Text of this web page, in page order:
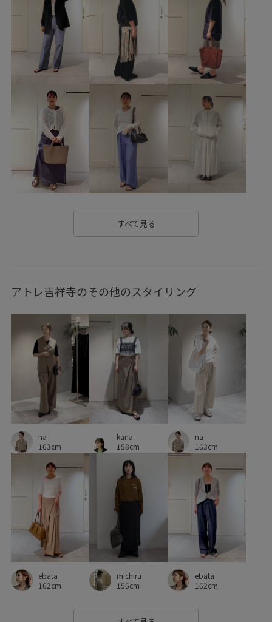
26SS_salon_weblimited salon_26SSlightouter Tシャツ
Vネック きれいめ さらりとした
なめらか アクセサリー アンサンブル
ウォッシュ加工 オフィス オフィスカジュアル
オーバーサイズ オープンカラー
カーディガン キャミワンピース クルーネック
コットン サイズ調整 サロペット
シアー シャツ シルク シワになりにくい
スッキリ ストラップ
ダウン チェック柄 ドライ ドライタッチ
ナチュラル ニット ニット素材 ハリ感
バランスが良い フェミニン プルオーバー ミニマル
リブニット ワンピース ヴィンテージ
二の腕が隠れる 伸縮性 体型カバー
光沢感 大人カジュアル 安定感 定番 幅広
快適 快適なはき心地 快適な着心地 抜け感
締め付けない 肌離れが良い
透け感 通勤用 防臭加工
すべて見る
アトレ吉祥寺のその他のスタイリング
na
163cm
kana
158cm
na
163cm
ebata
162cm
michiru
156cm
ebata
162cm